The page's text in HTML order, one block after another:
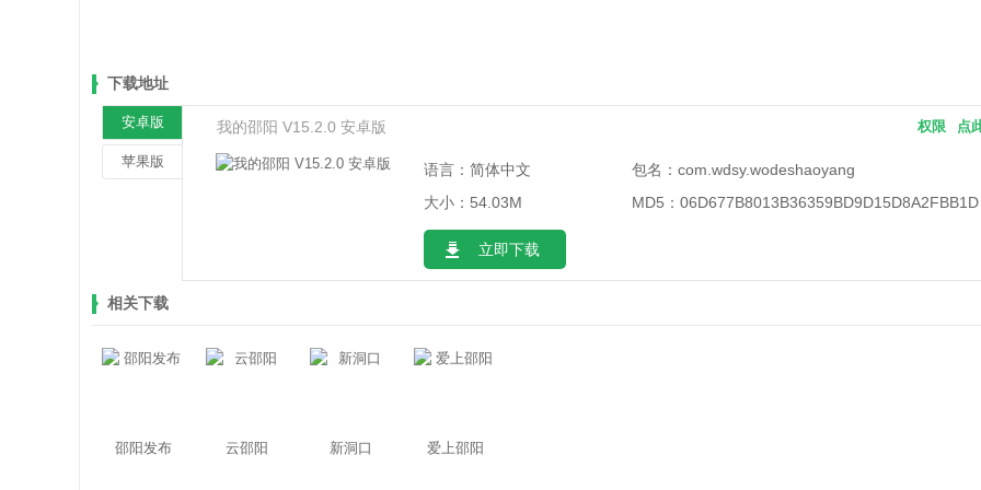
下载地址
安卓版
苹果版
我的邵阳 V15.2.0 安卓版 点
权限
语言：简体中文
大小：54.03M
立即下载
包名： com.wdsy.wodeshaoyang
MD5： 06D677B8013B36359BD9D15D8A2FBB1D
相关下载
邵阳发布 云邵阳 新洞口 爱上邵阳